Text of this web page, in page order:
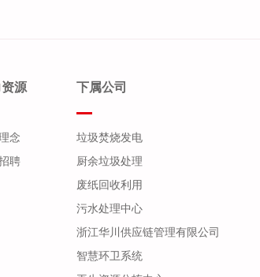
源
念
聘
下属公司
垃圾焚烧发电
厨余垃圾处理
废纸回收利用
污水处理中心
浙江华川供应链管理有限公司
智慧环卫系统